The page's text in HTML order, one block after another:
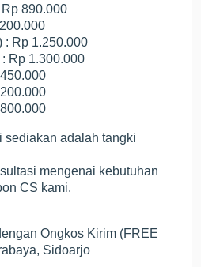
890.000
: Rp 1.250.000
Rp 1.300.000
sediakan adalah tangki
mengenai kebutuhan
CS kami.
Ongkos Kirim (FREE
Sidoarjo